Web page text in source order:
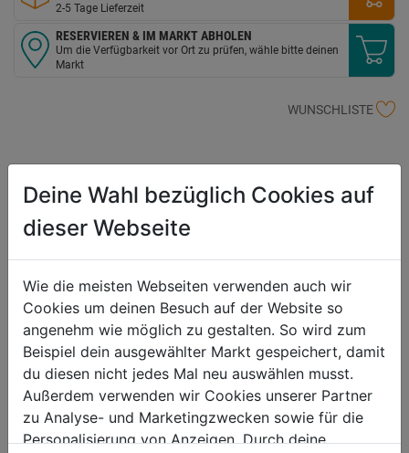
2-5 Tage Lieferzeit
RESERVIEREN & IM MARKT ABHOLEN
Um die Verfügbarkeit vor Ort zu prüfen, wähle bitte deinen
Markt
WUNSCHLISTE
Größe 4, DM 12 cm, H 11 cm geeignet für Kaffeemaschinen oder
Mikrofilter-Struktur, integrierter Bügel zum hygienischen Entnehmen
des Filters, hochwertiger Edelstahl/Kunststoff,
spülmaschinengeeignet, Garantie: 5 Jahre
Produktinformationen
Herstellerinformationen
Deine Wahl bezüglich Cookies auf
dieser Webseite
Wie die meisten Webseiten verwenden auch wir
Cookies um deinen Besuch auf der Website so
angenehm wie möglich zu gestalten. So wird zum
Beispiel dein ausgewählter Markt gespeichert, damit
du diesen nicht jedes Mal neu auswählen musst.
Außerdem verwenden wir Cookies unserer Partner
zu Analyse- und Marketingzwecken sowie für die
Personalisierung von Anzeigen. Durch deine